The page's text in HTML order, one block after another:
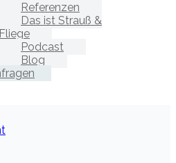
Referenzen
Das ist Strauß &
Fliege
Podcast
Blog